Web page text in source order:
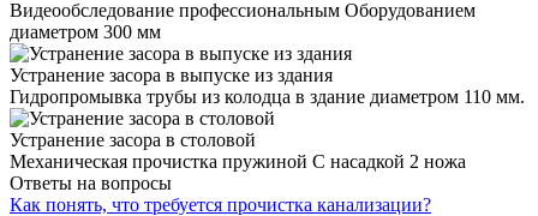
Видеообследование профессиональным Оборудованием
диаметром 300 мм
Устранение засора в выпуске из здания
Гидропромывка трубы из колодца в здание диаметром 110 мм.
Устранение засора в столовой
Механическая прочистка пружиной С насадкой 2 ножа
Ответы на вопросы
Как понять, что требуется прочистка канализации?